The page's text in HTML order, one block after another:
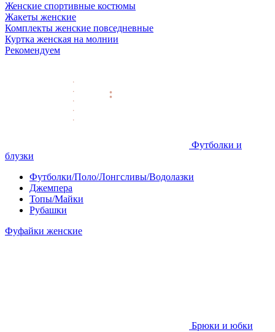
Женские спортивные костюмы
Жакеты женские
Комплекты женские повседневные
Куртка женская на молнии
Рекомендуем
Футболки и
блузки
Футболки/Поло/Лонгсливы/Водолазки
Джемпера
Топы/Майки
Рубашки
Фуфайки женские
Брюки и юбки